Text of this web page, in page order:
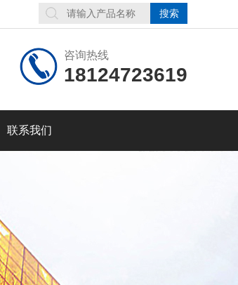
咨询热线
18124723619
联系我们